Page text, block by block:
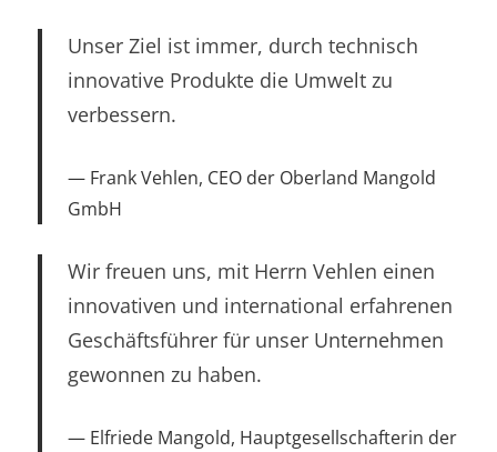
Unser Ziel ist immer, durch technisch
innovative Produkte die Umwelt zu
verbessern.
Frank Vehlen, CEO der Oberland Mangold
GmbH
Wir freuen uns, mit Herrn Vehlen einen
innovativen und international erfahrenen
Geschäftsführer für unser Unternehmen
gewonnen zu haben.
Elfriede Mangold, Hauptgesellschafterin der